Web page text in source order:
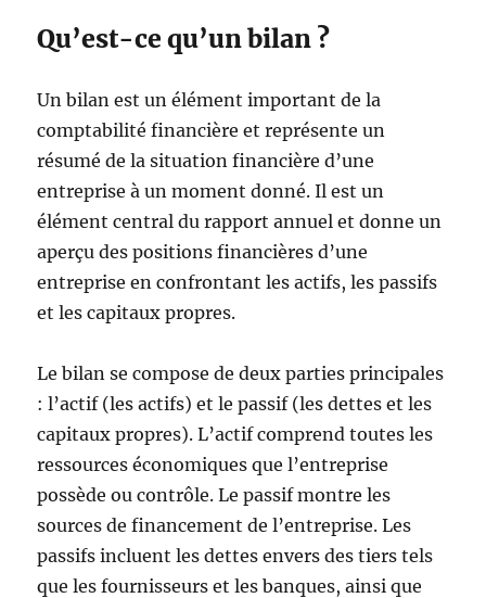
Qu’est-ce qu’un bilan ?
Un bilan est un élément important de la
comptabilité financière et représente un
résumé de la situation financière d’une
entreprise à un moment donné. Il est un
élément central du rapport annuel et donne un
aperçu des positions financières d’une
entreprise en confrontant les actifs, les passifs
et les capitaux propres.
Le bilan se compose de deux parties principales
: l’actif (les actifs) et le passif (les dettes et les
capitaux propres). L’actif comprend toutes les
ressources économiques que l’entreprise
possède ou contrôle. Le passif montre les
sources de financement de l’entreprise. Les
passifs incluent les dettes envers des tiers tels
que les fournisseurs et les banques, ainsi que